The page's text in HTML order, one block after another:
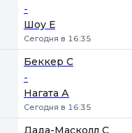
-
Шоу Е
Сегодня в 16:35
Беккер С
-
Нагата А
Сегодня в 16:35
Дада-Масколл С